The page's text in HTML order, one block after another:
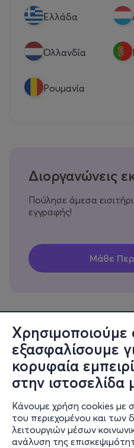
εξασφαλίσουμε
κορυφαία
στην ιστοσελίδα
Κάνουμε χρήση cookies με
του περιεχομένου και των
λειτουργιών μέσων
ανάλυση της
Eλλάδα
Ολλανδία
Ρουμανία
Διοργανώνεις
Πούλησε άμεσα
εγγραφής!
Πληροφορίες
Υποστήριξη
Stay Connected